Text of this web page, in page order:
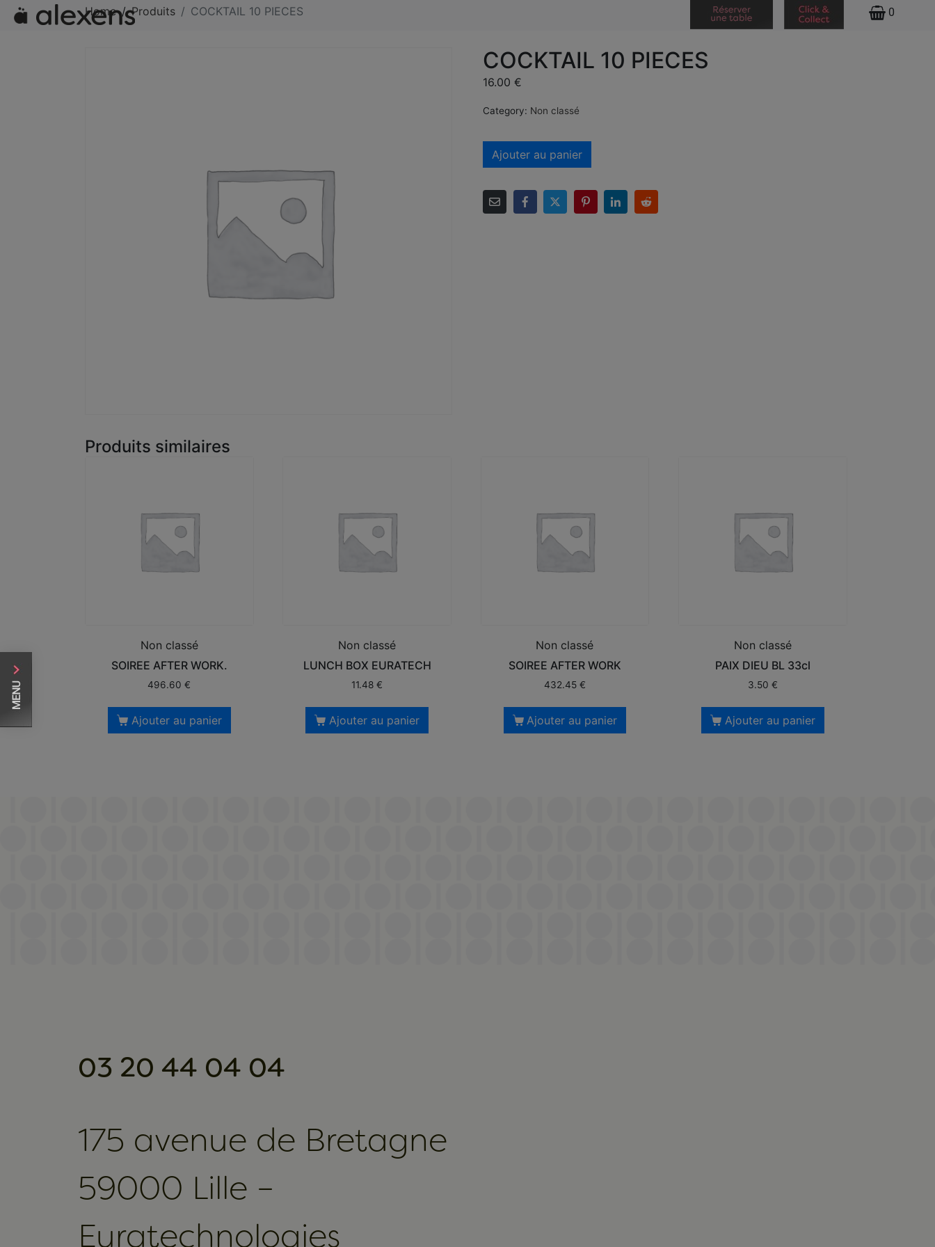
0
Home Produits COCKTAIL 10 PIECES
COCKTAIL 10 PIECES
16.00 €
Category: Non classé
Ajouter au panier
Produits similaires
Non classé
SOIREE AFTER WORK.
496.60€
Ajouter au panier
Non classé
LUNCH BOX EURATECH
11.48€
Ajouter au panier
Non classé
SOIREE AFTER WORK
432.45 €
Ajouter au panier
Non classé
PAIX DIEU BL 33cl
3.50 €
Ajouter au panier
03 20 44 04 04
175 avenue de Bretagne
59000 Lille –
Euratechnologies